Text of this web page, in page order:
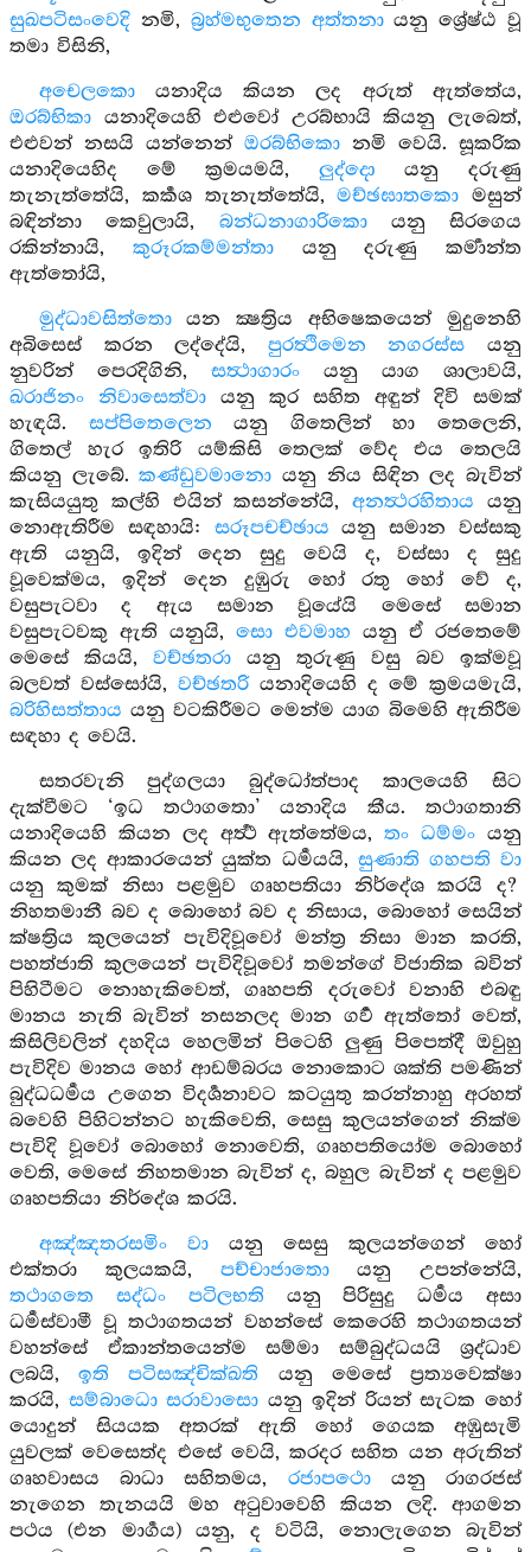
සුඛපටිසංවෙදි නමි, බ්‍රහ්මභුතෙන අත්තනායනු ශ්‍රේෂ්ඨ වූ
තමා විසිනි,
අචෙලකො යනාදිය කියන ලද අරුත් ඇත්තේය,
ඔරබ්භිකා යනාදියෙහි එළුවෝ උරබ්භායි කියනු ලැබෙත්,
එළුවන් නසයි යන්නෙන් ඔරබ්භිකො නමි වෙයි. සූකරික
යනාදියෙහිද මේ ක්‍රමයමයි, ලුද්දොයනු දරුණු
තැනැත්තේයි, කර්‍කශ තැනැත්තේයි,මච්ඡඝාතකො මසුන්
බඳින්නා කෙවුලායි, බන්ධනාගාරිකොයනු සිරගෙය
රකින්නායි, කුරූරකම්මන්තායනු දරුණු කර්‍මාන්ත
ඇත්තෝයි,
මුද්ධාවසිත්තොයන ක්‍ෂත්‍රිය අභිෂෙකයෙන් මුදුනෙහි
අබිසෙස් කරන ලද්දේයි, පුරත්‍ථිමෙන නගරස්ස යනු
නුවරින් පෙරදිගිනි, සත්‍ථාගාරං යනු යාග ශාලාවයි,
ඛරාජිනං නිවාසෙත්වා යනු කුර සහිත අඳුන් දිවි සමක්
හැඳයි. සප්පිතෙලෙන යනු ගිතෙලින් හා තෙලෙනි,
ගිතෙල් හැර ඉතිරි යම්කිසි තෙලක් වේද එය තෙලයි
කියනු ලැබේ.කණ්ඩුවමානො යනු නිය සිඳින ලද බැවින්
කැසියයුතු කල්හි එයින් කසන්නේයි,අනත්‍ථරහිතාය යනු
නොඇතිරීම සඳහායි: සරූපචච්ඡාය යනු සමාන වස්සකු
ඇති යනුයි, ඉදින් දෙන සුදු වෙයි ද, වස්සා ද සුදු
වූවෙක්මය, ඉදින් දෙන දුඹුරු හෝ රතු හෝ වේ ද,
වසුපැටවා ද ඇය සමාන වූයේයි මෙසේ සමාන
වසුපැටවකු ඇති යනුයි, සො එවමාහ යනු ඒ රජතෙමේ
මෙසේ කියයි, වච්ඡතරා යනු තුරුණු වසු බව ඉක්මවූ
බලවත් වස්සෝයි, වච්ඡතරියනාදියෙහි ද මේ ක්‍රමයමැයි,
බරිහිසත්තාය යනු වටකිරීමට මෙන්ම යාග බිමෙහි ඇතිරීම
සඳහා ද වෙයි.
සතරවැනි පුද්ගලයා බුද්ධෝත්පාද කාලයෙහි සිට
දැක්වීමට ‘ඉධ තථාගතො’ යනාදිය කීය. තථාගතානි
යනාදියෙහි කියන ලද අර්‍ත්‍ථ ඇත්තේමය,තං ධම්මං යනු
කියන ලද ආකාරයෙන් යුක්ත ධර්‍මයයි, සුණාති ගහපති වා
යනු කුමක් නිසා පළමුව ගෘහපතියා නිර්දේශ කරයි ද?
නිහතමානී බව ද බොහෝ බව ද නිසාය, බොහෝ සෙයින්
ක්ෂත්‍රිය කුලයෙන් පැවිදිවූවෝ මන්ත්‍ර නිසා මාන කරති,
පහත්ජාති කුලයෙන් පැවිදිවූවෝ තමන්ගේ විජාතික බවින්
පිහිටීමට නොහැකිවෙත්, ගෘහපති දරුවෝ වනාහි එබඳු
මානය නැති බැවින් නසනලද මාන ගවර්‍ ඇත්තෝ වෙත්,
කිසිලිවලින් දහදිය හෙලමින් පිටෙහි ලුණු පිපෙත්දී ඔවුහු
පැවිදිව මානය හෝ ආඩම්බරය නොකොට ශක්ති පමණින්
බුද්ධධර්‍මය උගෙන විදර්‍ශනාවට කටයුතු කරන්නාහු අරහත්
බවෙහි පිහිටන්නට හැකිවෙති, සෙසු කුලයන්ගෙන් නික්ම
පැවිදි වූවෝ බොහෝ නොවෙති, ගෘහපතියෝම බොහෝ
වෙති, මෙසේ නිහතමාන බැවින් ද, බහුල බැවින් ද පළමුව
ගෘහපතියා නිර්දේශ කරයි.
අඤ්ඤතරසමිං වායනු සෙසු කුලයන්ගෙන් හෝ
එක්තරා කුලයකයි, පච්චාජාතොයනු උපන්නේයි,
තථාගතෙ සද්ධං පටිලභති යනු පිරිසුදු ධර්‍මය අසා
ධර්‍මස්වාමී වූ තථාගතයන් වහන්සේ කෙරෙහි තථාගතයන්
වහන්සේ ඒකාන්තයෙන්ම සම්මා සම්බුද්ධයයි ශ්‍රද්ධාව
ලබයි,ඉති පටිසඤ්චික්ඛති යනු මෙසේ ප්‍රත්‍යවෙක්ෂා
කරයි, සම්බාධො සරාවාසො යනු ඉදින් රියන් සැටක හෝ
යොදුන් සියයක අතරක් ඇති හෝ ගෙයක අඹුසැමි
යුවලක් වෙසෙත්ද එසේ වෙයි, කරදර සහිත යන අරුතින්
ගෘහවාසය බාධා සහිතමය, රජාපථොයනු රාගරජස්
නැගෙන තැනයයි මහ අටුවාවෙහි කියන ලදි. ආගමන
පථය (එන මාර්‍ගය) යනු, ද වටියි, නොලැගෙන බැවින්